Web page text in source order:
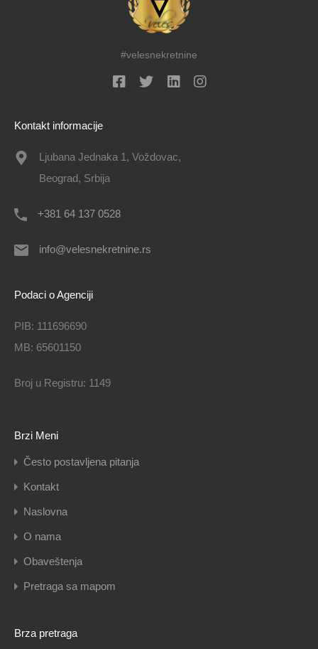
#velesnekretnine
Kontakt informacije
Ljubana Jednaka 1, Voždovac,
Beograd, Srbija
+381 64 137 0528
info@velesnekretnine.rs
Podaci o Agenciji
PIB: 111696690
MB: 65601150
Broj u Registru: 1149
Brzi Meni
Često postavljena pitanja
Kontakt
Naslovna
O nama
Obaveštenja
Pretraga sa mapom
Brza pretraga